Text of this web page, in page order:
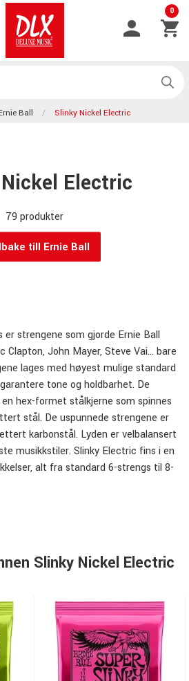
0
Ball Slinky Nickel Electric
Electric
79 produkter
till Ernie Ball
er strengene som gjorde Ernie Ball
Clapton, John Mayer, Steve Vai… bare
lages med høyest mulige standard
tone og holdbarhet. De
hex-formet stålkjerne som spinnes
stål. De uspunnede strengene er
karbonstål. Lyden er velbalansert
musikkstiler. Slinky Electric fins i en
alt fra standard 6-strengs til 8-
Slinky Nickel Electric